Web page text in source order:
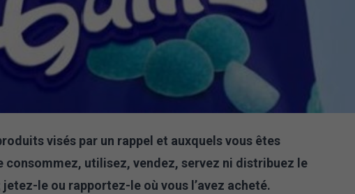
visés par un rappel et auxquels vous êtes
consommez, utilisez, vendez, servez ni distribuez le
le ou rapportez-le où vous l’avez acheté.